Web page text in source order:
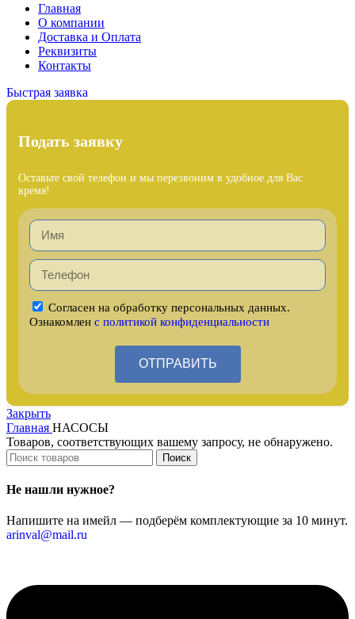
Главная
О компании
Доставка и Оплата
Реквизиты
Контакты
Быстрая заявка
Подать заявку
Оставьте свой телефон и мы перезвоним в удобное для Вас
время!
Согласен на обработку персональных данных.
Ознакомлен с политикой конфиденциальности
ОТПРАВИТЬ
Закрыть
Главная НАСОСЫ
Товаров, соответствующих вашему запросу, не обнаружено.
Поиск
Не нашли нужное?
Напишите на имейл — подберём комплектующие за 10 минут.
arinval@mail.ru